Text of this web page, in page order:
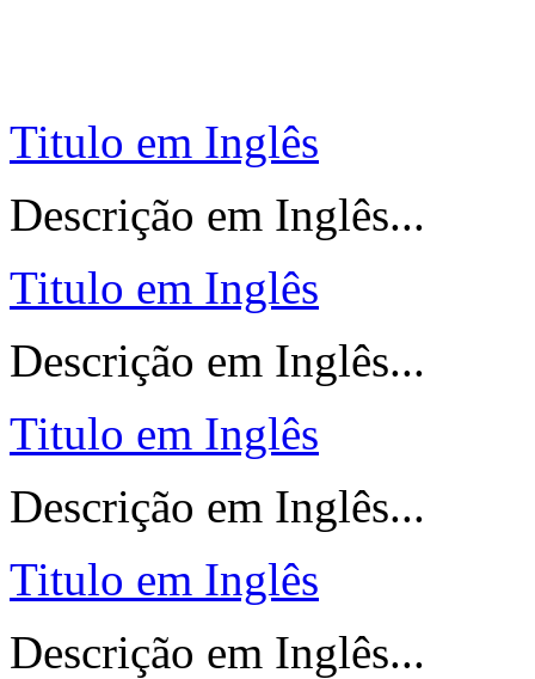
Titulo em Inglês
Descrição em Inglês...
Titulo em Inglês
Descrição em Inglês...
Titulo em Inglês
Descrição em Inglês...
Titulo em Inglês
Descrição em Inglês...